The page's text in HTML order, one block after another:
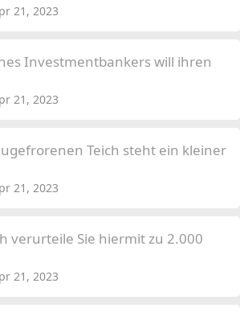
21, 2023
Investmentbankers will ihren
21, 2023
Teich steht ein kleiner
21, 2023
verurteile Sie hiermit zu 2.000
21, 2023